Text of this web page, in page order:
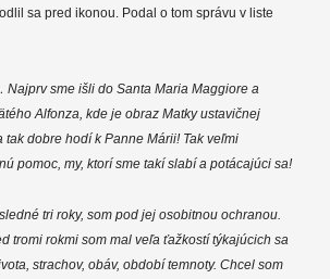
sa pred ikonou. Podal o tom správu v liste
sme išli do Santa Maria Maggiore a
Alfonza, kde je obraz Matky ustavičnej
tak dobre hodí k Panne Márii! Tak veľmi
pomoc, my, ktorí sme takí slabí a potácajúci sa!
tri roky, som pod jej osobitnou ochranou.
tromi rokmi som mal veľa ťažkostí týkajúcich sa
strachov, obáv, období temnoty. Chcel som